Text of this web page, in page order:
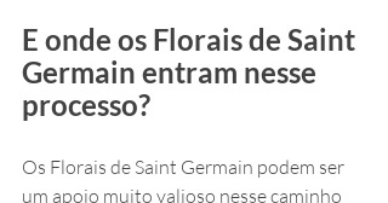
E onde os Florais de Saint
Germain entram nesse
processo?
Os Florais de Saint Germain podem ser
um apoio muito valioso nesse caminho